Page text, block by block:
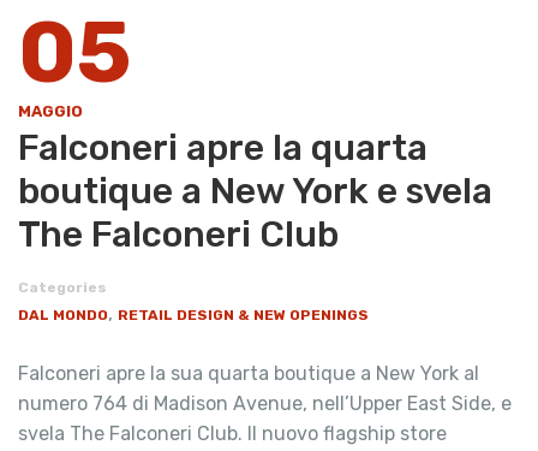
05
MAGGIO
Falconeri apre la quarta
boutique a New York e svela
The Falconeri Club
Categories
DAL MONDO, RETAIL DESIGN & NEW OPENINGS
Falconeri apre la sua quarta boutique a New York al
numero 764 di Madison Avenue, nell’Upper East Side, e
svela The Falconeri Club. Il nuovo flagship store